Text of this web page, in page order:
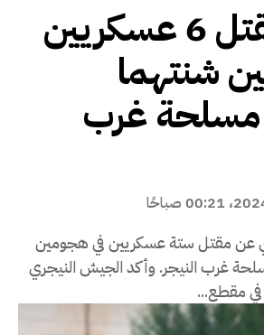
النيجر: مقتل 6 عسكريين
شنتهما
غرب
عن مقتل ستة عسكريين في هجومين
شنتهما جماعات مسلحة غرب النيجر. وأكد الجيش النيجري
في مقطع...